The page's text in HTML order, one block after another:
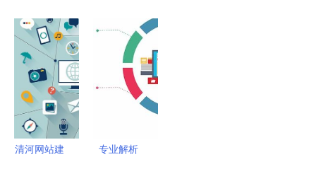
践
剂订制 优
化微生物环
境与应用服
务解析
做？教你10
个内部技
巧，打响应
用服务品牌
清河网站建
专业解析